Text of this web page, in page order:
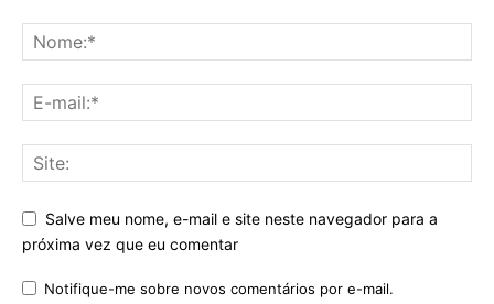
Salve meu nome, e-mail e site neste navegador para a
próxima vez que eu comentar
Notifique-me sobre novos comentários por e-mail.